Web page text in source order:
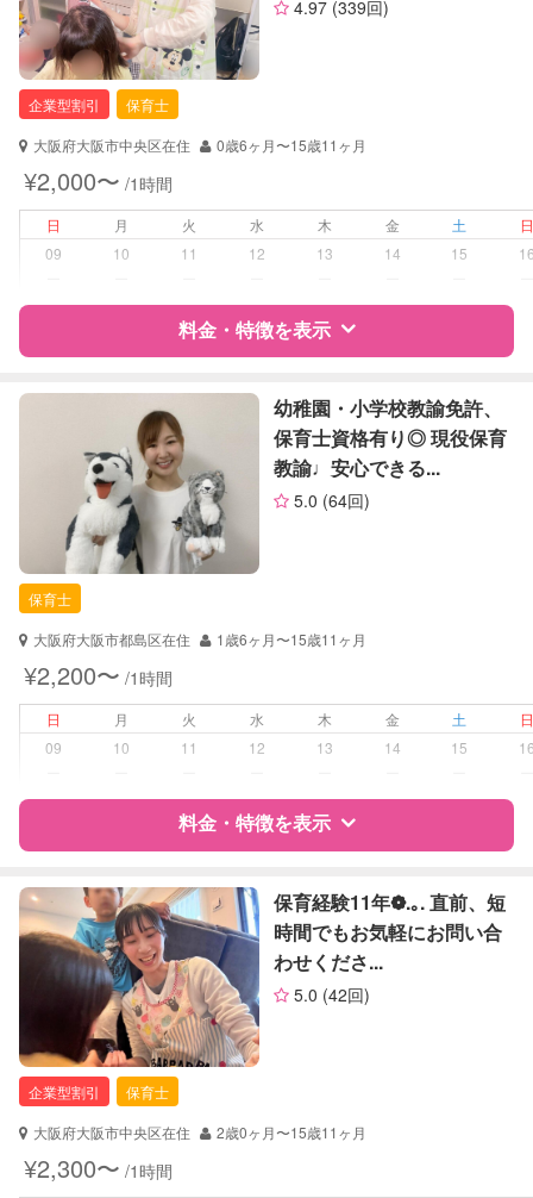
定期予約 可能
お子様の撮影
（定期特典）
資格
自治体届出済ベビーシッター
保育士
幼稚園教諭
対応可能/特徴
送迎サポート
病児対応 病児、病後児、ともに不可
障がい児対応 対応可否は個別に相談
レッスン
スポーツレッスン
絵・工作レッスン
定期予約
お子様の撮影
（定期特典）
対応不可
4.97 (339回)
企業型割引
保育士
大阪府大阪市中央区在住
0歳6ヶ月〜15歳11ヶ月
¥2,000〜 /1時間
日 月 火 水 木 金 土
09
10 11 12 13 14 15
料金・特徴を表示
特徴 料金 レビュー
サポートの特徴
企業型割引対象(旧内閣府補助対象)
自治体届出済ベビーシッター
保育士
夜間対応
対応可否は個別に相談
レッスン なし
定期予約 お引き受けしていません
お子様の撮影
（定期特典）
対応不可
幼稚園・小学校教諭免許、
保育士資格有り◎ 現役保育
教諭♩安心できる...
5.0 (64回)
保育士
大阪府大阪市都島区在住
1歳6ヶ月〜15歳11ヶ月
¥2,200〜 /1時間
日 月 火 水 木 金 土
09
10 11 12 13 14 15
料金・特徴を表示
特徴 料金 レビュー
サポートの特徴
自治体届出済ベビーシッター
保育士
幼稚園教諭
対応可能/特徴
送迎サポート
保育経験11年❁.｡. 直前、短
時間でもお気軽にお問い合
わせくださ...
5.0 (42回)
企業型割引
保育士
大阪府大阪市中央区在住
2歳0ヶ月〜15歳11ヶ月
¥2,300〜 /1時間